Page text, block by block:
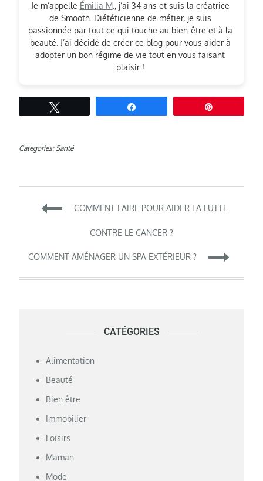
Je m’appelle Émilia M., j’ai 34 ans et suis la créatrice
de Smooth. Diététicienne de métier, je suis
passionnée par tout ce qui touche au bien-être et à la
beauté. J’ai décidé de créer ce blog pour vous aider à
adopter un bon régime de vie tout en vous faisant
plaisir !
Categories: Santé
Navigation
l’article
COMMENT FAIRE POUR AIDER LA LUTTE
CONTRE LE CANCER ?
COMMENT AMÉNAGER UN SPA EXTÉRIEUR ?
CATÉGORIES
Alimentation
Beauté
Bien être
Immobilier
Loisirs
Maman
Mode